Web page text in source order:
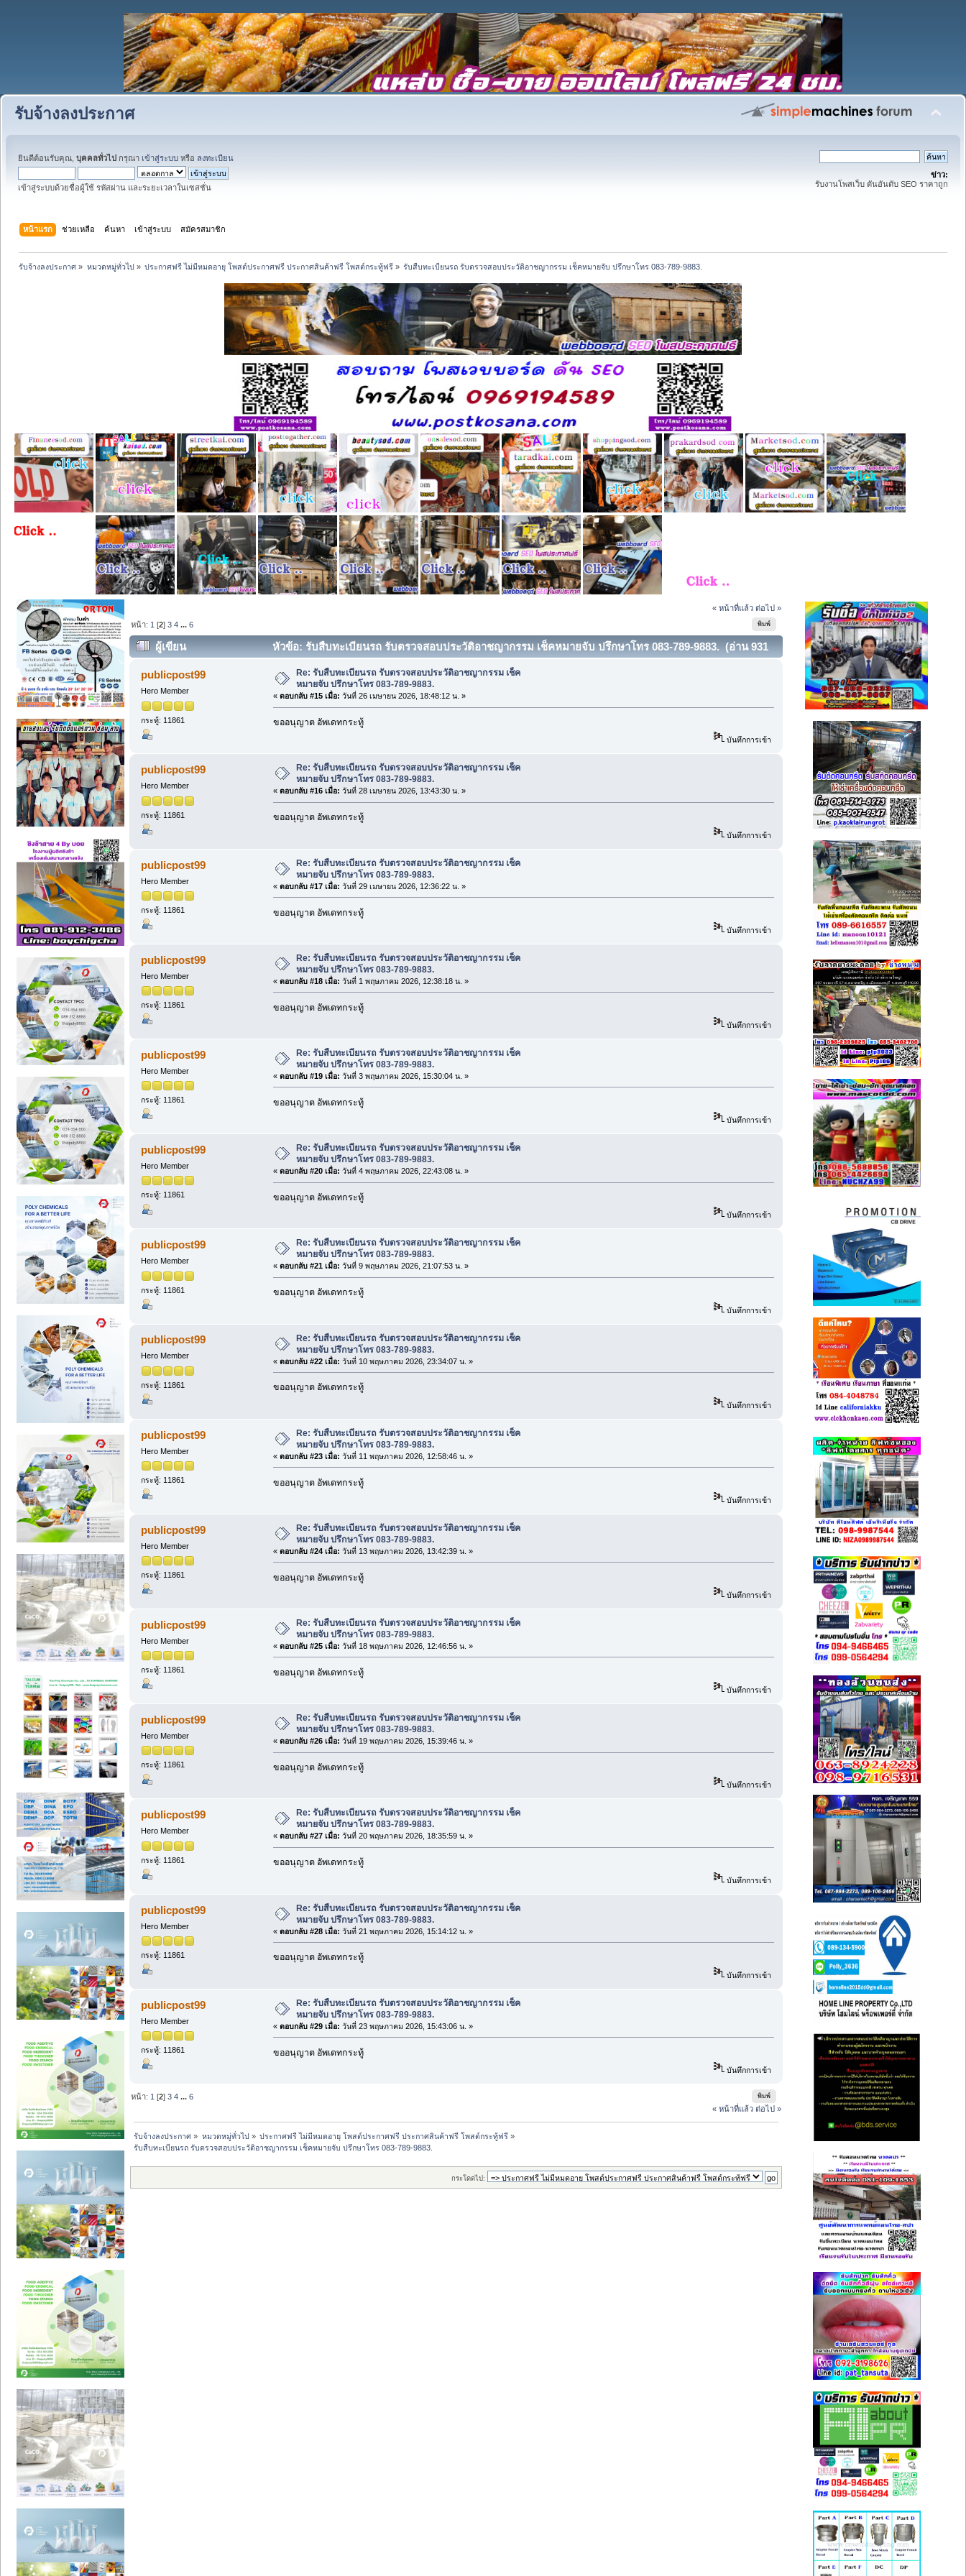
รับจ้างลงประกาศ
ยินดีต้อนรับคุณ, บุคคลทั่วไป กรุณา เข้าสู่ระบบ หรือ ลงทะเบียน
เข้าสู่ระบบด้วยชื่อผู้ใช้ รหัสผ่าน และระยะเวลาในเซสชั่น
ข่าว:
รับงานโพสเว็บ ดันอันดับ SEO ราคาถูก
หน้าแรก ช่วยเหลือ ค้นหา เข้าสู่ระบบ สมัครสมาชิก
รับจ้างลงประกาศ » หมวดหมู่ทั่วไป» ประกาศฟรี ไม่มีหมดอายุ โพสต์ประกาศฟรี ประกาศสินค้าฟรี โพสต์กระทู้ฟรี» รับสืบทะเบียนรถ รับตรวจสอบประวัติอาชญากรรม เช็คหมายจับ ปรึกษาโทร 083-789-9883.
« หน้าที่แล้ว ต่อไป »
พิมพ์
หน้า: 1 [2]3 4 ...6
ผู้เขียน
หัวข้อ: รับสืบทะเบียนรถ รับตรวจสอบประวัติอาชญากรรม เช็คหมายจับ ปรึกษาโทร 083-789-9883. (อ่าน 931
ครั้ง)
publicpost99
Hero Member
กระทู้: 11861
Re: รับสืบทะเบียนรถ รับตรวจสอบประวัติอาชญากรรม เช็ค
หมายจับ ปรึกษาโทร 083-789-9883.
« ตอบกลับ #15 เมื่อ: วันที่ 26 เมษายน 2026, 18:48:12 น. »
ขออนุญาต อัพเดทกระทู้
บันทึกการเข้า
publicpost99
Hero Member
กระทู้: 11861
Re: รับสืบทะเบียนรถ รับตรวจสอบประวัติอาชญากรรม เช็ค
หมายจับ ปรึกษาโทร 083-789-9883.
« ตอบกลับ #16 เมื่อ: วันที่ 28 เมษายน 2026, 13:43:30 น. »
ขออนุญาต อัพเดทกระทู้
บันทึกการเข้า
publicpost99
Hero Member
กระทู้: 11861
Re: รับสืบทะเบียนรถ รับตรวจสอบประวัติอาชญากรรม เช็ค
หมายจับ ปรึกษาโทร 083-789-9883.
« ตอบกลับ #17 เมื่อ: วันที่ 29 เมษายน 2026, 12:36:22 น. »
ขออนุญาต อัพเดทกระทู้
บันทึกการเข้า
publicpost99
Hero Member
กระทู้: 11861
Re: รับสืบทะเบียนรถ รับตรวจสอบประวัติอาชญากรรม เช็ค
หมายจับ ปรึกษาโทร 083-789-9883.
« ตอบกลับ #18 เมื่อ: วันที่ 1 พฤษภาคม 2026, 12:38:18 น. »
ขออนุญาต อัพเดทกระทู้
บันทึกการเข้า
publicpost99
Hero Member
กระทู้: 11861
Re: รับสืบทะเบียนรถ รับตรวจสอบประวัติอาชญากรรม เช็ค
หมายจับ ปรึกษาโทร 083-789-9883.
« ตอบกลับ #19 เมื่อ: วันที่ 3 พฤษภาคม 2026, 15:30:04 น. »
ขออนุญาต อัพเดทกระทู้
บันทึกการเข้า
publicpost99
Hero Member
กระทู้: 11861
Re: รับสืบทะเบียนรถ รับตรวจสอบประวัติอาชญากรรม เช็ค
หมายจับ ปรึกษาโทร 083-789-9883.
« ตอบกลับ #20 เมื่อ: วันที่ 4 พฤษภาคม 2026, 22:43:08 น. »
ขออนุญาต อัพเดทกระทู้
บันทึกการเข้า
publicpost99
Hero Member
กระทู้: 11861
Re: รับสืบทะเบียนรถ รับตรวจสอบประวัติอาชญากรรม เช็ค
หมายจับ ปรึกษาโทร 083-789-9883.
« ตอบกลับ #21 เมื่อ: วันที่ 9 พฤษภาคม 2026, 21:07:53 น. »
ขออนุญาต อัพเดทกระทู้
บันทึกการเข้า
publicpost99
Hero Member
กระทู้: 11861
Re: รับสืบทะเบียนรถ รับตรวจสอบประวัติอาชญากรรม เช็ค
หมายจับ ปรึกษาโทร 083-789-9883.
« ตอบกลับ #22 เมื่อ: วันที่ 10 พฤษภาคม 2026, 23:34:07 น. »
ขออนุญาต อัพเดทกระทู้
บันทึกการเข้า
publicpost99
Hero Member
กระทู้: 11861
Re: รับสืบทะเบียนรถ รับตรวจสอบประวัติอาชญากรรม เช็ค
หมายจับ ปรึกษาโทร 083-789-9883.
« ตอบกลับ #23 เมื่อ: วันที่ 11 พฤษภาคม 2026, 12:58:46 น. »
ขออนุญาต อัพเดทกระทู้
บันทึกการเข้า
publicpost99
Hero Member
กระทู้: 11861
Re: รับสืบทะเบียนรถ รับตรวจสอบประวัติอาชญากรรม เช็ค
หมายจับ ปรึกษาโทร 083-789-9883.
« ตอบกลับ #24 เมื่อ: วันที่ 13 พฤษภาคม 2026, 13:42:39 น. »
ขออนุญาต อัพเดทกระทู้
บันทึกการเข้า
publicpost99
Hero Member
กระทู้: 11861
Re: รับสืบทะเบียนรถ รับตรวจสอบประวัติอาชญากรรม เช็ค
หมายจับ ปรึกษาโทร 083-789-9883.
« ตอบกลับ #25 เมื่อ: วันที่ 18 พฤษภาคม 2026, 12:46:56 น. »
ขออนุญาต อัพเดทกระทู้
บันทึกการเข้า
publicpost99
Hero Member
กระทู้: 11861
Re: รับสืบทะเบียนรถ รับตรวจสอบประวัติอาชญากรรม เช็ค
หมายจับ ปรึกษาโทร 083-789-9883.
« ตอบกลับ #26 เมื่อ: วันที่ 19 พฤษภาคม 2026, 15:39:46 น. »
ขออนุญาต อัพเดทกระทู้
บันทึกการเข้า
publicpost99
Hero Member
กระทู้: 11861
Re: รับสืบทะเบียนรถ รับตรวจสอบประวัติอาชญากรรม เช็ค
หมายจับ ปรึกษาโทร 083-789-9883.
« ตอบกลับ #27 เมื่อ: วันที่ 20 พฤษภาคม 2026, 18:35:59 น. »
ขออนุญาต อัพเดทกระทู้
บันทึกการเข้า
publicpost99
Hero Member
กระทู้: 11861
Re: รับสืบทะเบียนรถ รับตรวจสอบประวัติอาชญากรรม เช็ค
หมายจับ ปรึกษาโทร 083-789-9883.
« ตอบกลับ #28 เมื่อ: วันที่ 21 พฤษภาคม 2026, 15:14:12 น. »
ขออนุญาต อัพเดทกระทู้
บันทึกการเข้า
publicpost99
Hero Member
กระทู้: 11861
Re: รับสืบทะเบียนรถ รับตรวจสอบประวัติอาชญากรรม เช็ค
หมายจับ ปรึกษาโทร 083-789-9883.
« ตอบกลับ #29 เมื่อ: วันที่ 23 พฤษภาคม 2026, 15:43:06 น. »
ขออนุญาต อัพเดทกระทู้
บันทึกการเข้า
พิมพ์
หน้า: 1 [2]3 4 ...6
« หน้าที่แล้ว ต่อไป »
รับจ้างลงประกาศ » หมวดหมู่ทั่วไป» ประกาศฟรี ไม่มีหมดอายุ โพสต์ประกาศฟรี ประกาศสินค้าฟรี โพสต์กระทู้ฟรี»
รับสืบทะเบียนรถ รับตรวจสอบประวัติอาชญากรรม เช็คหมายจับ ปรึกษาโทร 083-789-9883.
กระโดดไป: